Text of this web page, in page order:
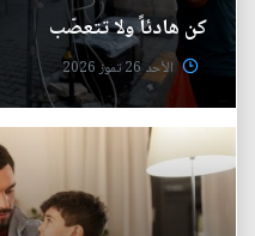
كن هادئاً ولا تتعصّب
الأحد 26 تموز 2026